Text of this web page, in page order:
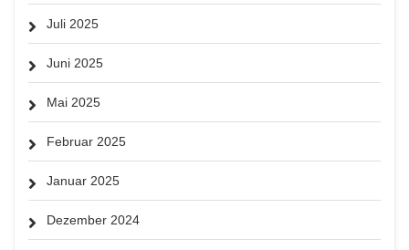
Juli 2025
Juni 2025
Mai 2025
Februar 2025
Januar 2025
Dezember 2024